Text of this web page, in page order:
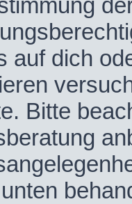
auf dich
Bitte